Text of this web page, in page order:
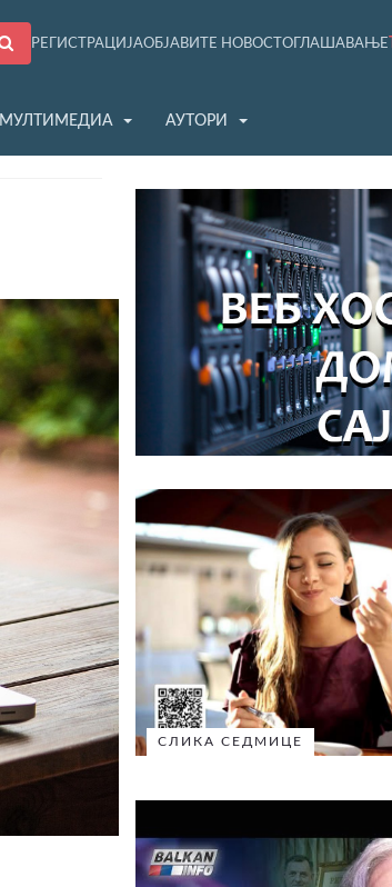
РЕГИСТРАЦИЈАОБЈАВИТЕ НОВОСТ ОГЛАШАВАЊЕ
МУЛТИМЕДИА АУТОРИ
СЛИКА СЕДМИЦЕ